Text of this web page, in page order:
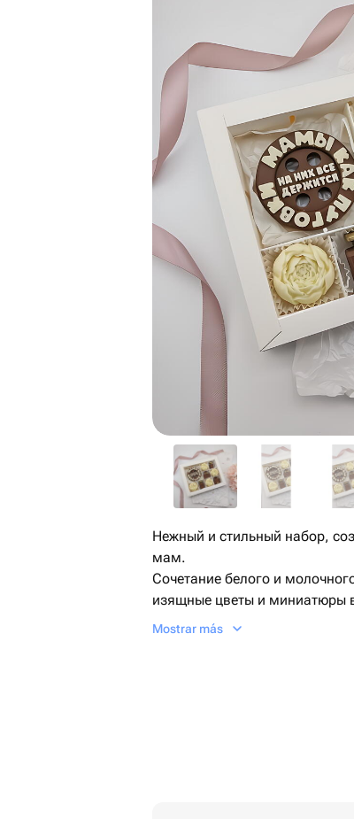
Нежный и стильный набор,
мам.
Сочетание белого и
изящные цветы и миниатюры
настоящему тёплый и
Mostrar más